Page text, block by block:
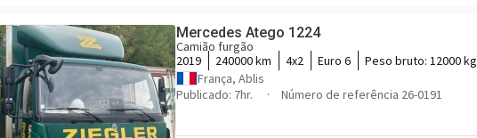
Mercedes Atego 1224
Camião furgão
2019
240000 km 4x2 Euro 6 Peso bruto: 12000 kg
França, Ablis
Publicado: 7hr.
Número de referência 26-0191